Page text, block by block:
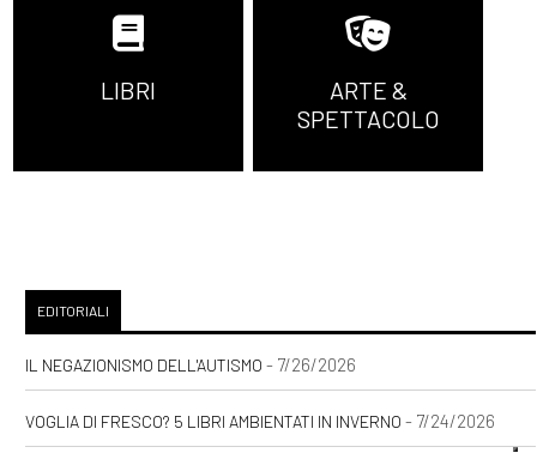
LIBRI
ARTE &
SPETTACOLO
EDITORIALI
IL NEGAZIONISMO DELL'AUTISMO - 7/26/2026
VOGLIA DI FRESCO? 5 LIBRI AMBIENTATI IN INVERNO - 7/24/2026